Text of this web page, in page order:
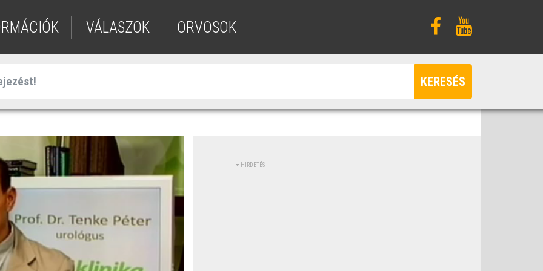
VÁLASZOK ORVOSOK
KERESÉS
HIRDETÉS